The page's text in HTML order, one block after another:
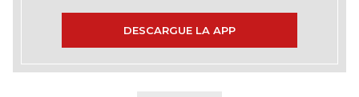
DESCARGUE LA APP